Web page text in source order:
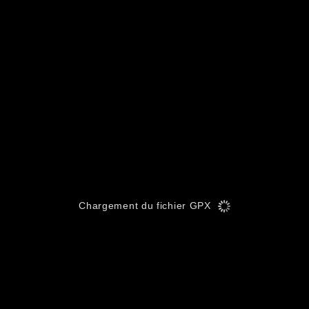
Chargement du fichier GPX